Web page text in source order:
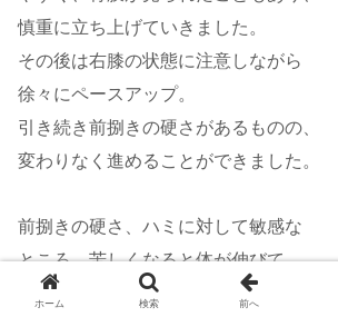
慎重に立ち上げていきました。
その後は右膝の状態に注意しながら
徐々にペースアップ。
引き続き前捌きの硬さがあるものの、
変わりなく進めることができました。
前捌きの硬さ、ハミに対して敏感な
ところ、苦しくなると体が伸びて
しまう点と課題も散見されますが
ホーム 検索 前へ